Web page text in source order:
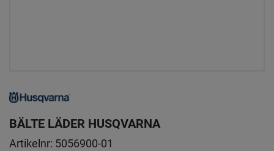
BÄLTE LÄDER HUSQVARNA
Artikelnr: 5056900-01